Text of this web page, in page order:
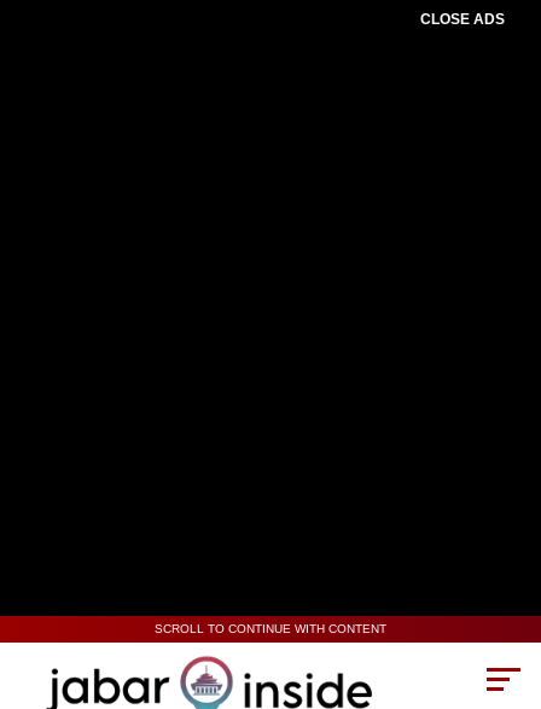
CLOSE ADS
SCROLL TO CONTINUE WITH CONTENT